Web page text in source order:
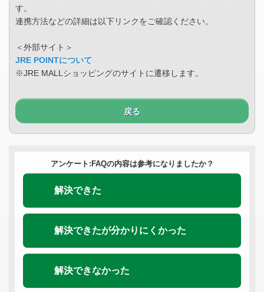
す。
連携方法などの詳細は以下リンクをご確認ください。
＜外部サイト＞
JRE POINTについて
※JRE MALLショッピングのサイトに遷移します。
戻る
アンケート:FAQの内容は参考になりましたか？
解決できた
解決できたが分かりにくかった
解決できなかった